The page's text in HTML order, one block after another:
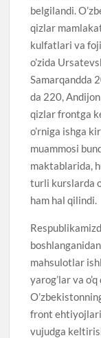
belgilandi.
qizlar
kulfatlari va
o’zida
Samarqandda
da 220,
qizlar frontga
o’rniga ishga
muammosi
maktablarida,
turli kurslarda
ham hal qilindi.
mahsulotlar
yarog’lar va
front
vujudga